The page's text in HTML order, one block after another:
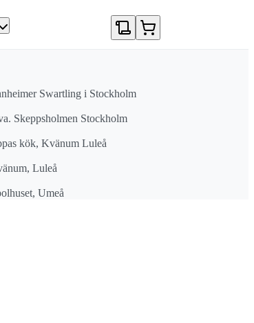
Swartling i Stockholm
Skeppsholmen Stockholm
kök, Kvänum Luleå
Luleå
Umeå